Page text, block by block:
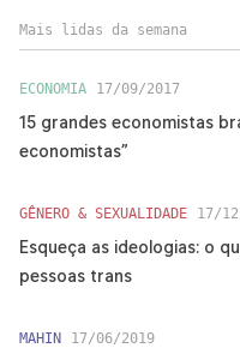
Mais lidas da semana
ECONOMIA 17/09/2017
15 grandes economistas
economistas”
GÊNERO & SEXUALIDADE 17/
Esqueça as ideologias: o
pessoas trans
MAHIN 17/06/2019